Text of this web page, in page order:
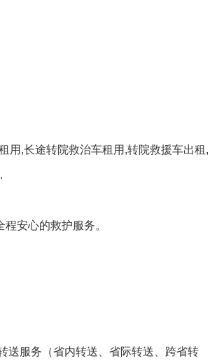
用,长途转院救治车租用,转院救援车出租,
安心的救护服务。
送服务（省内转送、省际转送、跨省转